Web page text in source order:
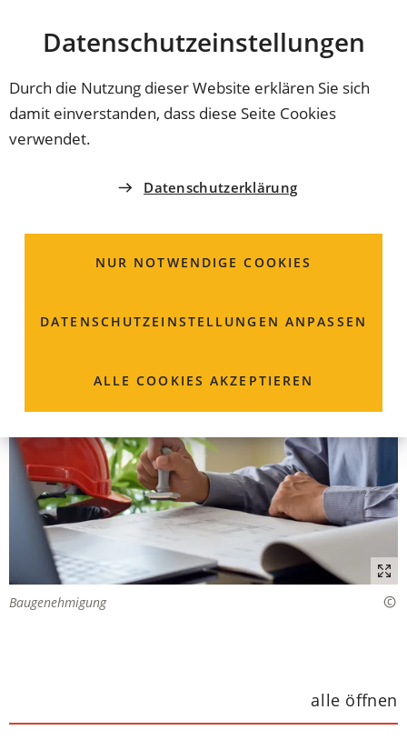
Datenschutz­einstellungen
Durch die Nutzung dieser Website erklären Sie sich
damit einverstanden, dass diese Seite Cookies
verwendet.
Datenschutzerklärung
NUR NOTWENDIGE COOKIES
DATENSCHUTZ­EINSTELLUNGEN ANPASSEN
ALLE COOKIES AKZEPTIEREN
INHALT ANSPRINGEN
Coburg
Unterlagen zur
Baugenehmigung
alle öffnen